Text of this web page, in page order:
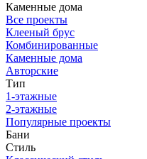
Каменные дома
Все проекты
Клееный брус
Комбинированные
Каменные дома
Авторские
Тип
1-этажные
2-этажные
Популярные проекты
Бани
Стиль